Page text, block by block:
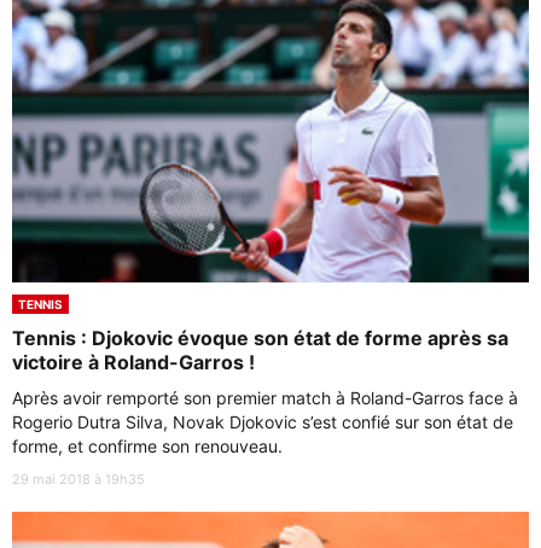
TENNIS
Tennis : Djokovic évoque son état de forme après sa
victoire à Roland-Garros !
Après avoir remporté son premier match à Roland-Garros face à
Rogerio Dutra Silva, Novak Djokovic s’est confié sur son état de
forme, et confirme son renouveau.
29 mai 2018 à 19h35